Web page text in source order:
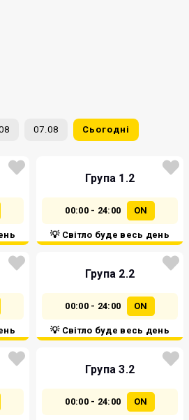
07.08 Сьогодні
Група 1.2
00:00 - 24:00 ON
💡 Світло буде весь день
Група 2.2
00:00 - 24:00 ON
💡 Світло буде весь день
Група 3.2
00:00 - 24:00 ON